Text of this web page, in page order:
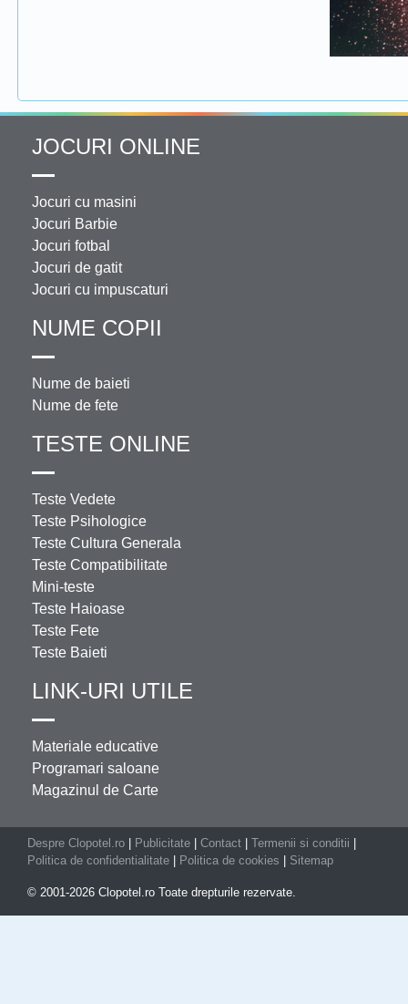
JOCURI ONLINE
Jocuri cu masini
Jocuri Barbie
Jocuri fotbal
Jocuri de gatit
Jocuri cu impuscaturi
NUME COPII
Nume de baieti
Nume de fete
TESTE ONLINE
Teste Vedete
Teste Psihologice
Teste Cultura Generala
Teste Compatibilitate
Mini-teste
Teste Haioase
Teste Fete
Teste Baieti
LINK-URI UTILE
Materiale educative
Programari saloane
Magazinul de Carte
Despre Clopotel.ro Publicitate Contact Termenii si conditii
Politica de confidentialitate
Politica de cookies Sitemap
© 2001-2026 Clopotel.ro Toate drepturile rezervate.